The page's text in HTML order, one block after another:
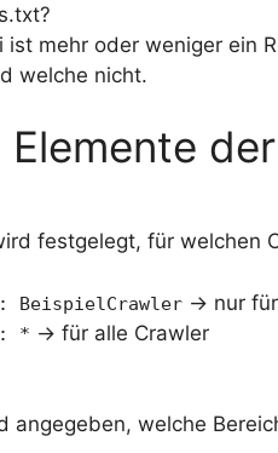
ist mehr oder weniger ein
welche nicht.
Elemente
festgelegt, für welchen
BeispielCrawler → nur
* → für alle Crawler
angegeben, welche